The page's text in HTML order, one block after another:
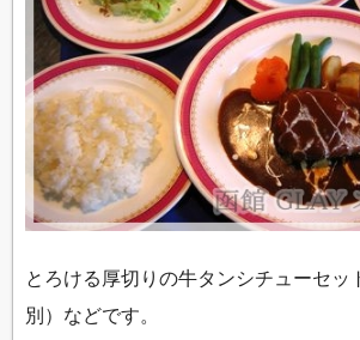
とろける厚切りの牛タンシチューセッ
別）などです。